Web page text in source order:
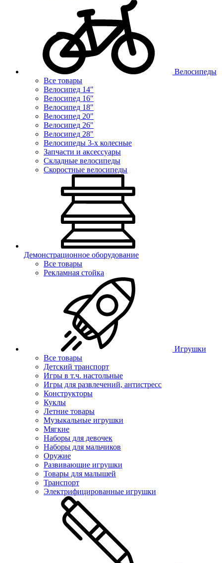
Велосипеды
Все товары
Велосипед 14"
Велосипед 16"
Велосипед 18"
Велосипед 20"
Велосипед 26"
Велосипед 28"
Велосипеды 3-х колесные
Запчасти и аксессуары
Складные велосипеды
Скоростные велосипеды
Демонстрационное оборудование
Все товары
Рекламная стойка
Игрушки
Все товары
Детский транспорт
Игры в т.ч. настольные
Игры для развлечений, антистресс
Конструкторы
Куклы
Летние товары
Музыкальные игрушки
Мягкие
Наборы для девочек
Наборы для мальчиков
Оружие
Развивающие игрушки
Товары для малышей
Транспорт
Электрифицированные игрушки